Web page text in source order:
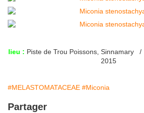
lieu : Piste de Trou Poissons, Sinnamary /
2015
#MELASTOMATACEAE #Miconia
Partager